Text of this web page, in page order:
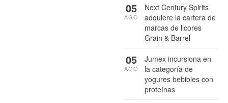
Next Century Spirits
adquiere la cartera de
marcas de licores
Grain & Barrel
05
AGO
Jumex incursiona en
la categoría de
yogures bebibles con
proteínas
05
AGO